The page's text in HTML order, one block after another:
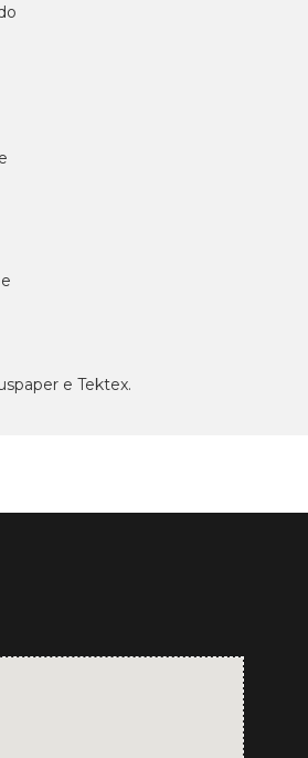
e Tektex.